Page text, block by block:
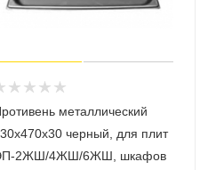
металлический
черный, для плит
2ЖШ/4ЖШ/6ЖШ, шкафов